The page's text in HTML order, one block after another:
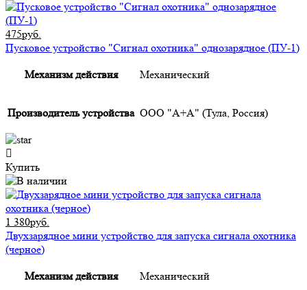
475руб.
Пусковое устройство "Сигнал охотника" однозарядное (ПУ-1)
Механизм действия Механический
Производитель устройства ООО "А+А" (Тула, Россия)
Купить
1 380руб.
Двухзарядное мини устройство для запуска сигнала охотника
(черное)
Механизм действия Механический